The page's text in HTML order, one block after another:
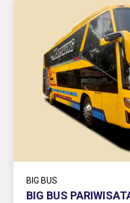
BIG BUS
BIG BUS